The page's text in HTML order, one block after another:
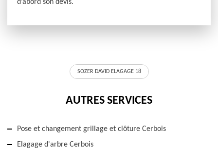
d’abord son devis.
SOZER DAVID ELAGAGE 18
AUTRES SERVICES
Pose et changement grillage et clôture Cerbois
Elagage d'arbre Cerbois